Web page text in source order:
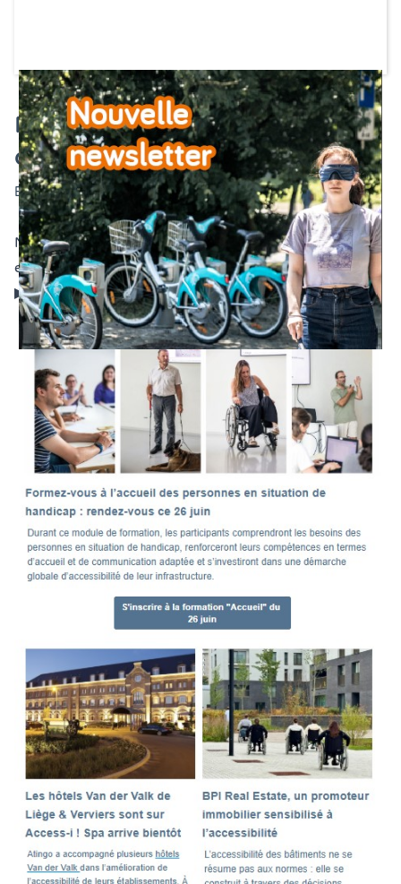
Notre nouvelle newsletter est
disponible !
Écrit le9 avril 2026
Nous y partageons nos dernières actualités, analyses
et conseils pour vous accompagner au mieux.
▶ Consultez la newsletter